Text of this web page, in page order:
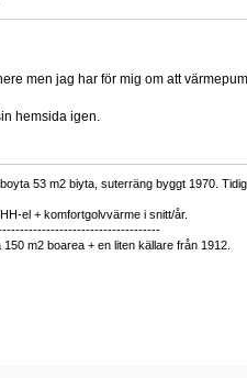
men jag har för mig om att
hemsida igen.
53 m2 biyta, suterräng byggt 1970.
el + komfortgolvvärme i snitt/år.
m2 boarea + en liten källare från 1912.